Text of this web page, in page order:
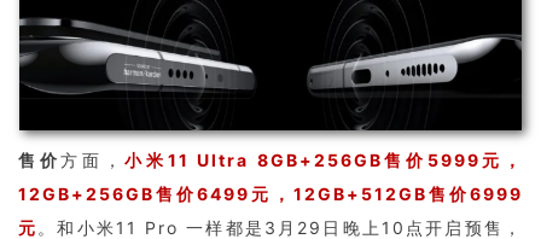
售价方面，小米11 Ultra 8GB+256GB售价5999元，
12GB+256GB售价6499元，12GB+512GB售价6999
元 。和小米11 Pro 一样都是3月29日晚上10点开启预售，